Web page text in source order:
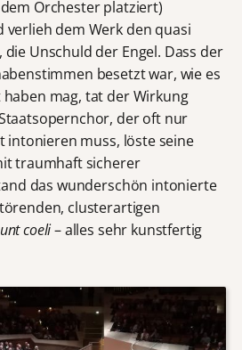
Orchester platziert)
dem Werk den quasi
Unschuld der Engel. Dass der
besetzt war, wie es
mag, tat der Wirkung
der oft nur
intonieren muss, löste seine
traumhaft sicherer
das wunderschön intonierte
clusterartigen
coeli– alles sehr kunstfertig